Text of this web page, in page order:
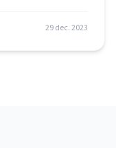
29 dec. 2023